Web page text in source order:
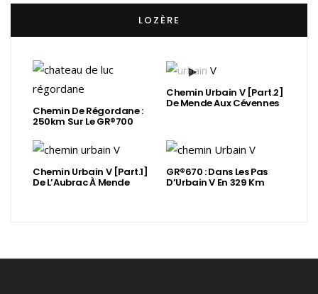
LOZÈRE
Chemin De Régordane :
250km Sur Le GR®700
Chemin Urbain V [Part.2]
De Mende Aux Cévennes
Chemin Urbain V [Part.1]
De L’Aubrac À Mende
GR®670 : Dans Les Pas
D’Urbain V En 329 Km